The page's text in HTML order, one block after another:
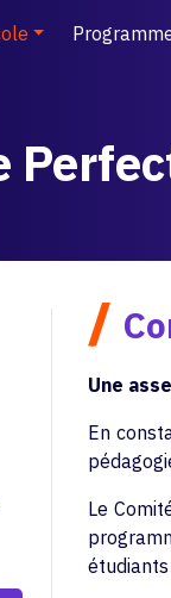
/
Une
En
Le
étudiants